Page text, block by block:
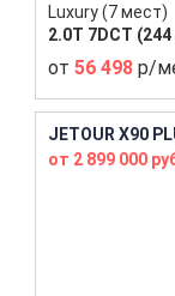
Luxury (7 мест)
2.0T 7DCT (244
от 56 498 р/
JETOUR X90
от 2 899 000